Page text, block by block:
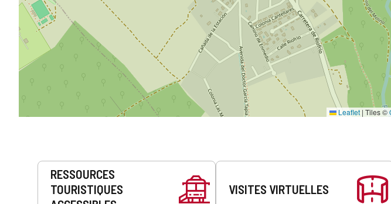
Leaflet | Tiles ©
Prestations
RESSOURCES
TOURISTIQUES
VISITES VIRTUELLES